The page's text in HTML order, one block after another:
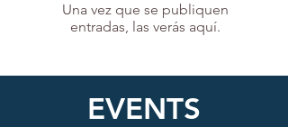
Una vez que se publiquen
entradas, las verás aquí.
EVENTS